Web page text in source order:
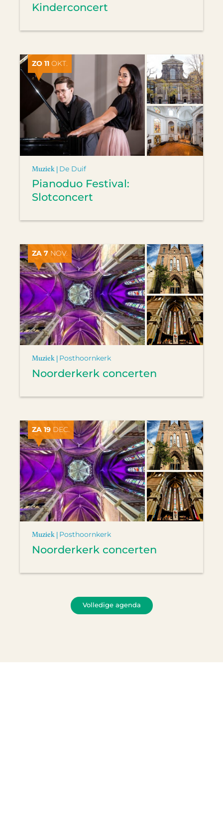
Kinderconcert
ZO 11 OKT.
Muziek | De Duif
Pianoduo Festival:
Slotconcert
ZA 7 NOV.
Muziek | Posthoornkerk
Noorderkerk concerten
ZA 19 DEC.
Muziek | Posthoornkerk
Noorderkerk concerten
Volledige agenda